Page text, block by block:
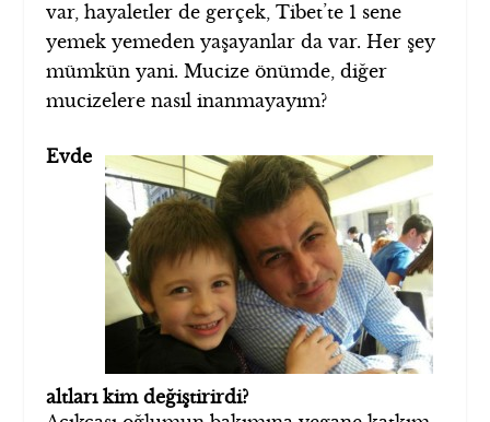
var, hayaletler de gerçek, Tibet’te 1 sene
yemek yemeden yaşayanlar da var. Her şey
mümkün yani. Mucize önümde, diğer
mucizelere nasıl inanmayayım?
Evde
altları kim değiştirirdi?